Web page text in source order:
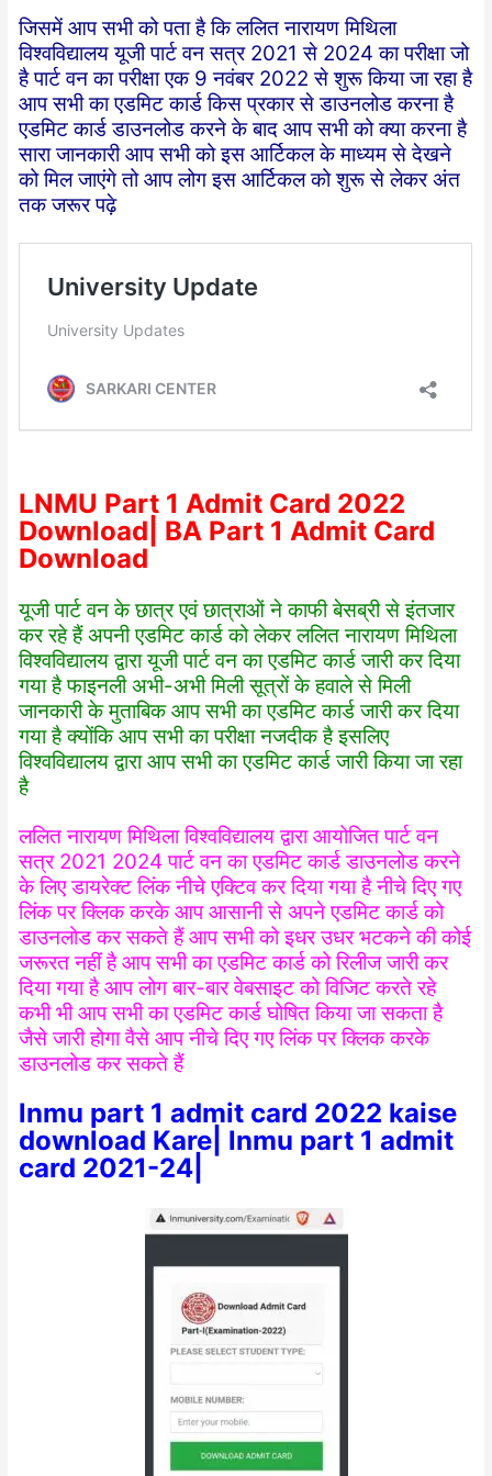
जिसमें आप सभी को पता है कि ललित नारायण मिथिला
विश्वविद्यालय यूजी पार्ट वन सत्र 2021 से 2024 का परीक्षा जो
है पार्ट वन का परीक्षा एक 9 नवंबर 2022 से शुरू किया जा रहा है
आप सभी का एडमिट कार्ड किस प्रकार से डाउनलोड करना है
एडमिट कार्ड डाउनलोड करने के बाद आप सभी को क्या करना है
सारा जानकारी आप सभी को इस आर्टिकल के माध्यम से देखने
को मिल जाएंगे तो आप लोग इस आर्टिकल को शुरू से लेकर अंत
तक जरूर पढ़े
LNMU Part 1 Admit Card 2022
Download| BA Part 1 Admit Card
Download
यूजी पार्ट वन के छात्र एवं छात्राओं ने काफी बेसब्री से इंतजार
कर रहे हैं अपनी एडमिट कार्ड को लेकर ललित नारायण मिथिला
विश्वविद्यालय द्वारा यूजी पार्ट वन का एडमिट कार्ड जारी कर दिया
गया है फाइनली अभी-अभी मिली सूत्रों के हवाले से मिली
जानकारी के मुताबिक आप सभी का एडमिट कार्ड जारी कर दिया
गया है क्योंकि आप सभी का परीक्षा नजदीक है इसलिए
विश्वविद्यालय द्वारा आप सभी का एडमिट कार्ड जारी किया जा रहा
है
ललित नारायण मिथिला विश्वविद्यालय द्वारा आयोजित पार्ट वन
सत्र 2021 2024 पार्ट वन का एडमिट कार्ड डाउनलोड करने
के लिए डायरेक्ट लिंक नीचे एक्टिव कर दिया गया है नीचे दिए गए
लिंक पर क्लिक करके आप आसानी से अपने एडमिट कार्ड को
डाउनलोड कर सकते हैं आप सभी को इधर उधर भटकने की कोई
जरूरत नहीं है आप सभी का एडमिट कार्ड को रिलीज जारी कर
दिया गया है आप लोग बार-बार वेबसाइट को विजिट करते रहे
कभी भी आप सभी का एडमिट कार्ड घोषित किया जा सकता है
जैसे जारी होगा वैसे आप नीचे दिए गए लिंक पर क्लिक करके
डाउनलोड कर सकते हैं
lnmu part 1 admit card 2022 kaise
download Kare| lnmu part 1 admit
card 2021-24|